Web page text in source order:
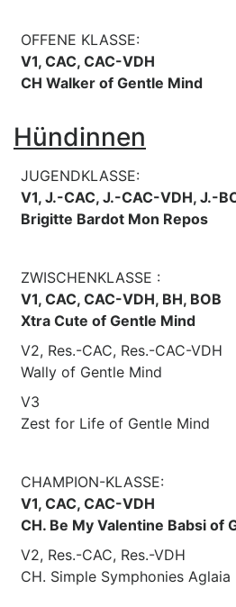
OFFENE KLASSE:
V1, CAC, CAC-VDH
CH Walker of Gentle Mind
Hündinnen
JUGENDKLASSE:
V1, J.-CAC, J.-CAC-VDH, J.-
Brigitte Bardot Mon Repos
ZWISCHENKLASSE :
V1, CAC, CAC-VDH, BH, BOB
Xtra Cute of Gentle Mind
V2, Res.-CAC, Res.-CAC-VDH
Wally of Gentle Mind
V3
Zest for Life of Gentle Mind
CHAMPION-KLASSE:
V1, CAC, CAC-VDH
CH. Be My Valentine Babsi of
V2, Res.-CAC, Res.-VDH
CH. Simple Symphonies Aglaia